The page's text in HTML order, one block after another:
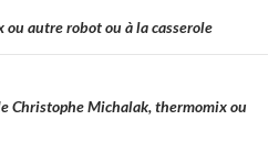
autre robot ou à la casserole
Christophe Michalak, thermomix ou